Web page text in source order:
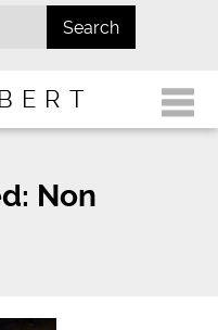
Non